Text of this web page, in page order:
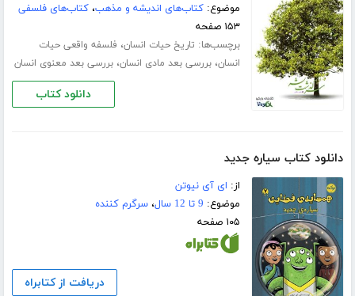
موضوع:کتاب‌های اندیشه و مذهب،کتاب‌های فلسفی
۱۵۳ صفحه
برچسب‌ها: تاریخ حیات انسان، فلسفه واقعی حیات
انسان،بررسی بعد مادی انسان،بررسی بعد معنوی انسان
دانلود کتاب
دانلود کتاب سیاره جدید
از: ای آی نیوتن
موضوع: 9 تا 12 سال ،سرگرم کننده
۱۰۵ صفحه
دریافت از کتابراه